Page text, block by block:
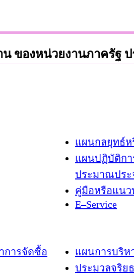
ของหน่วยงานภาครัฐ
แผนกลยุทธ์
แผนปฏิบัติกา
ประมาณประ
คู่มือหรือแนว
E–Service
การจัดซื้อ
แผนการบริห
ประมวลจริย